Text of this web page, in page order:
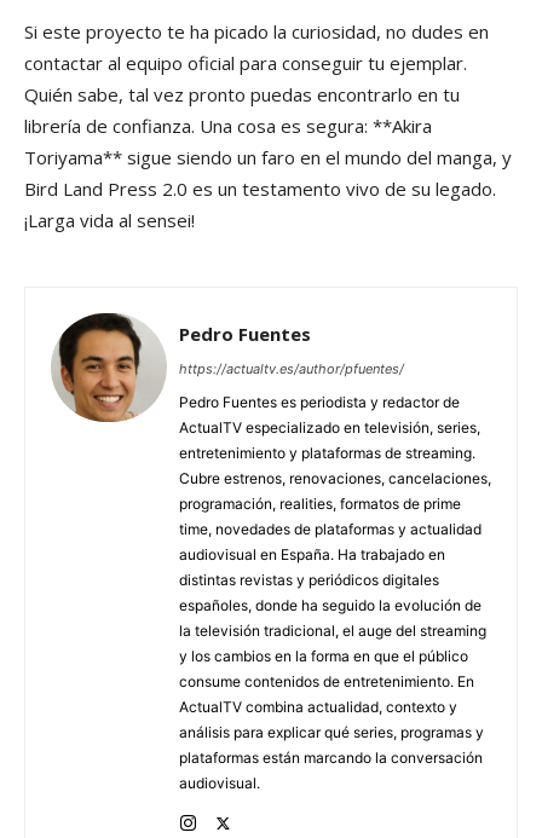
Si este proyecto te ha picado la curiosidad, no dudes en
contactar al equipo oficial para conseguir tu ejemplar.
Quién sabe, tal vez pronto puedas encontrarlo en tu
librería de confianza. Una cosa es segura: **Akira
Toriyama** sigue siendo un faro en el mundo del manga, y
Bird Land Press 2.0 es un testamento vivo de su legado.
¡Larga vida al sensei!
Pedro Fuentes
https://actualtv.es/author/pfuentes/
Pedro Fuentes es periodista y redactor de
ActualTV especializado en televisión, series,
entretenimiento y plataformas de streaming.
Cubre estrenos, renovaciones, cancelaciones,
programación, realities, formatos de prime
time, novedades de plataformas y actualidad
audiovisual en España. Ha trabajado en
distintas revistas y periódicos digitales
españoles, donde ha seguido la evolución de
la televisión tradicional, el auge del streaming
y los cambios en la forma en que el público
consume contenidos de entretenimiento. En
ActualTV combina actualidad, contexto y
análisis para explicar qué series, programas y
plataformas están marcando la conversación
audiovisual.